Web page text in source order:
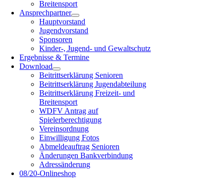
Breitensport
Ansprechpartner
Hauptvorstand
Jugendvorstand
Sponsoren
Kinder-, Jugend- und Gewaltschutz
Ergebnisse & Termine
Download
Beitrittserklärung Senioren
Beitrittserklärung Jugendabteilung
Beitrittserklärung Freizeit- und
Breitensport
WDFV Antrag auf
Spielerberechtigung
Vereinsordnung
Einwilligung Fotos
Abmeldeauftrag Senioren
Änderungen Bankverbindung
Adressänderung
08/20-Onlineshop